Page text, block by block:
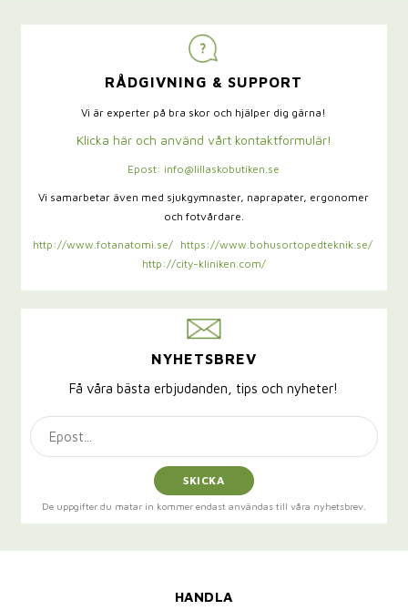
RÅDGIVNING & SUPPORT
Vi är experter på bra skor och hjälper dig gärna!
Klicka här och använd vårt kontaktformulär!
Epost: info@lillaskobutiken.se
Vi samarbetar även med sjukgymnaster, naprapater, ergonomer
och fotvårdare.
http://www.fotanatomi.se/
https://www.bohusortopedteknik.se/
http://city-kliniken.com/
NYHETSBREV
Få våra bästa erbjudanden, tips och nyheter!
SKICKA
De uppgifter du matar in kommer endast användas till våra nyhetsbrev.
HANDLA